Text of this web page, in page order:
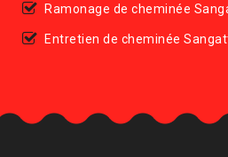
Ramonage de cheminée
Entretien de cheminée